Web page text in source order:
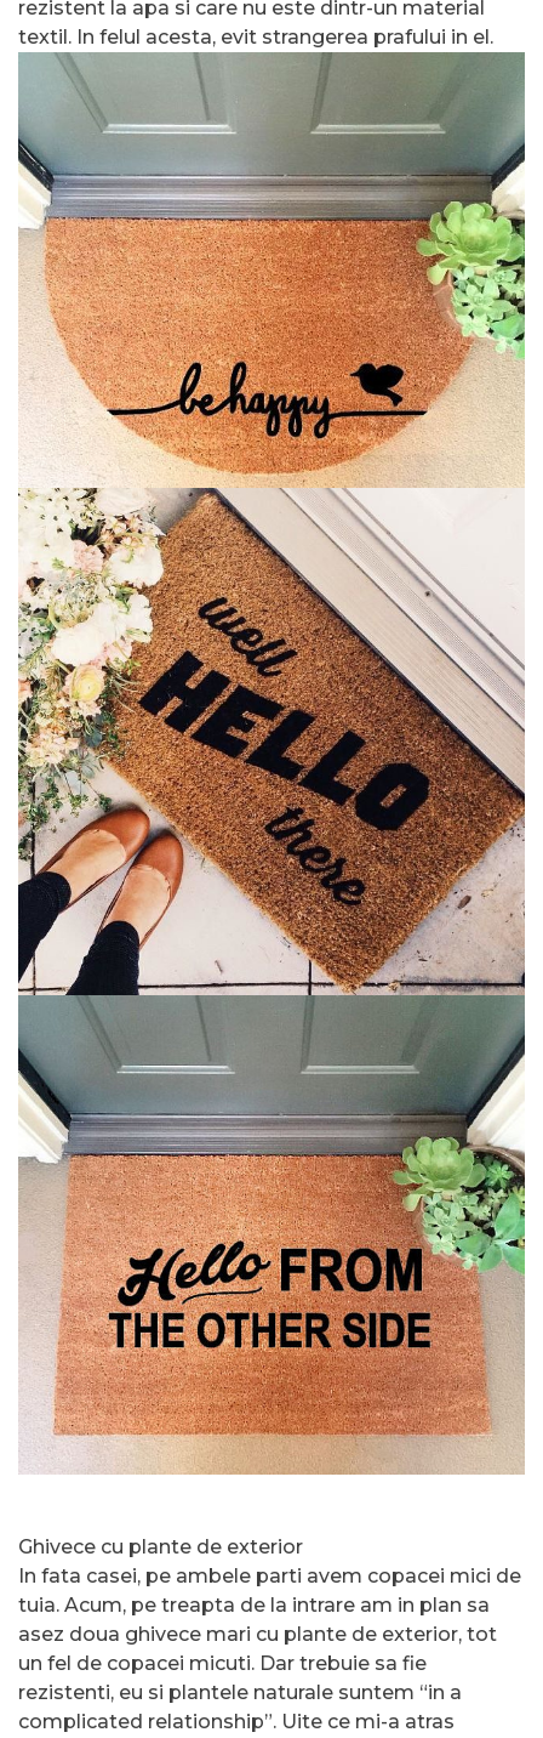
rezistent la apa si care nu este dintr-un material
textil. In felul acesta, evit strangerea prafului in el.
Ghivece cu plante de exterior
In fata casei, pe ambele parti avem copacei mici de
tuia. Acum, pe treapta de la intrare am in plan sa
asez doua ghivece mari cu plante de exterior, tot
un fel de copacei micuti. Dar trebuie sa fie
rezistenti, eu si plantele naturale suntem “in a
complicated relationship”. Uite ce mi-a atras